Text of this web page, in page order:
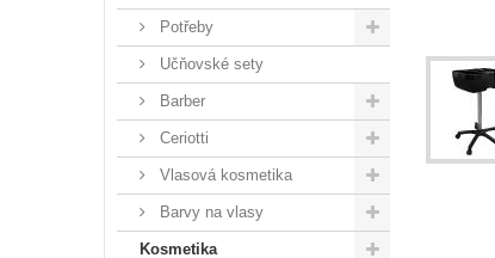
Potřeby
Učňovské sety
Barber
Ceriotti
Vlasová kosmetika
Barvy na vlasy
Kosmetika